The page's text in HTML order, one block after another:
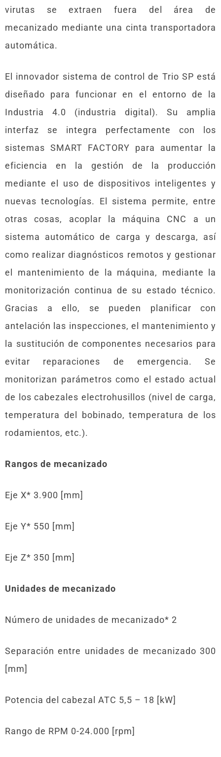
virutas se extraen fuera del área de
mecanizado mediante una cinta transportadora
automática.
El innovador sistema de control de Trio SP está
diseñado para funcionar en el entorno de la
Industria 4.0 (industria digital). Su amplia
interfaz se integra perfectamente con los
sistemas SMART FACTORY para aumentar la
eficiencia en la gestión de la producción
mediante el uso de dispositivos inteligentes y
nuevas tecnologías. El sistema permite, entre
otras cosas, acoplar la máquina CNC a un
sistema automático de carga y descarga, así
como realizar diagnósticos remotos y gestionar
el mantenimiento de la máquina, mediante la
monitorización continua de su estado técnico.
Gracias a ello, se pueden planificar con
antelación las inspecciones, el mantenimiento y
la sustitución de componentes necesarios para
evitar reparaciones de emergencia. Se
monitorizan parámetros como el estado actual
de los cabezales electrohusillos (nivel de carga,
temperatura del bobinado, temperatura de los
rodamientos, etc.).
Rangos de mecanizado
Eje X* 3.900 [mm]
Eje Y* 550 [mm]
Eje Z* 350 [mm]
Unidades de mecanizado
Número de unidades de mecanizado* 2
Separación entre unidades de mecanizado 300
[mm]
Potencia del cabezal ATC 5,5 – 18 [kW]
Rango de RPM 0-24.000 [rpm]